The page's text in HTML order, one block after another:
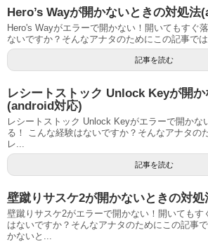
Hero’s Wayが開かないときの対処法
Hero's Wayがエラーで開かない！開いてもすぐ
ないですか？そんなアナタのためにこの記事では
記事を読む
レシートストック Unlock Keyが開
(android対応)
レシートストック Unlock Keyがエラーで開かな
る！ こんな経験はないですか？そんなアナタの
レ...
記事を読む
壁蹴りサスケ2が開かないときの対
壁蹴りサスケ2がエラーで開かない！開いてもす
はないですか？そんなアナタのためにこの記事
かないと...